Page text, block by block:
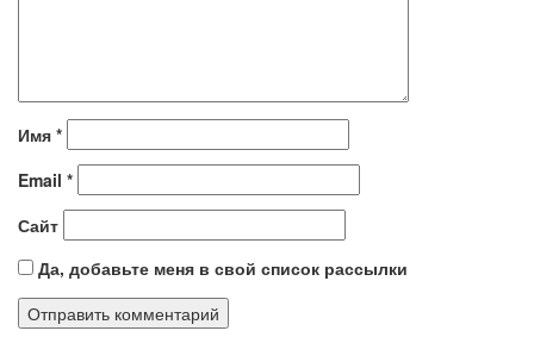
Имя *
Email *
Сайт
Да, добавьте меня в свой список рассылки